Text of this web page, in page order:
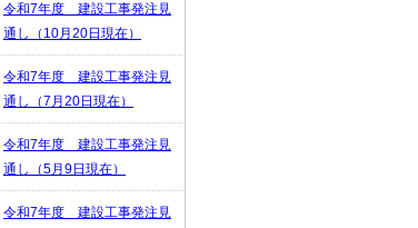
令和7年度 建設工事発注見
通し（10月20日現在）
令和7年度 建設工事発注見
通し（7月20日現在）
令和7年度 建設工事発注見
通し（5月9日現在）
令和7年度 建設工事発注見